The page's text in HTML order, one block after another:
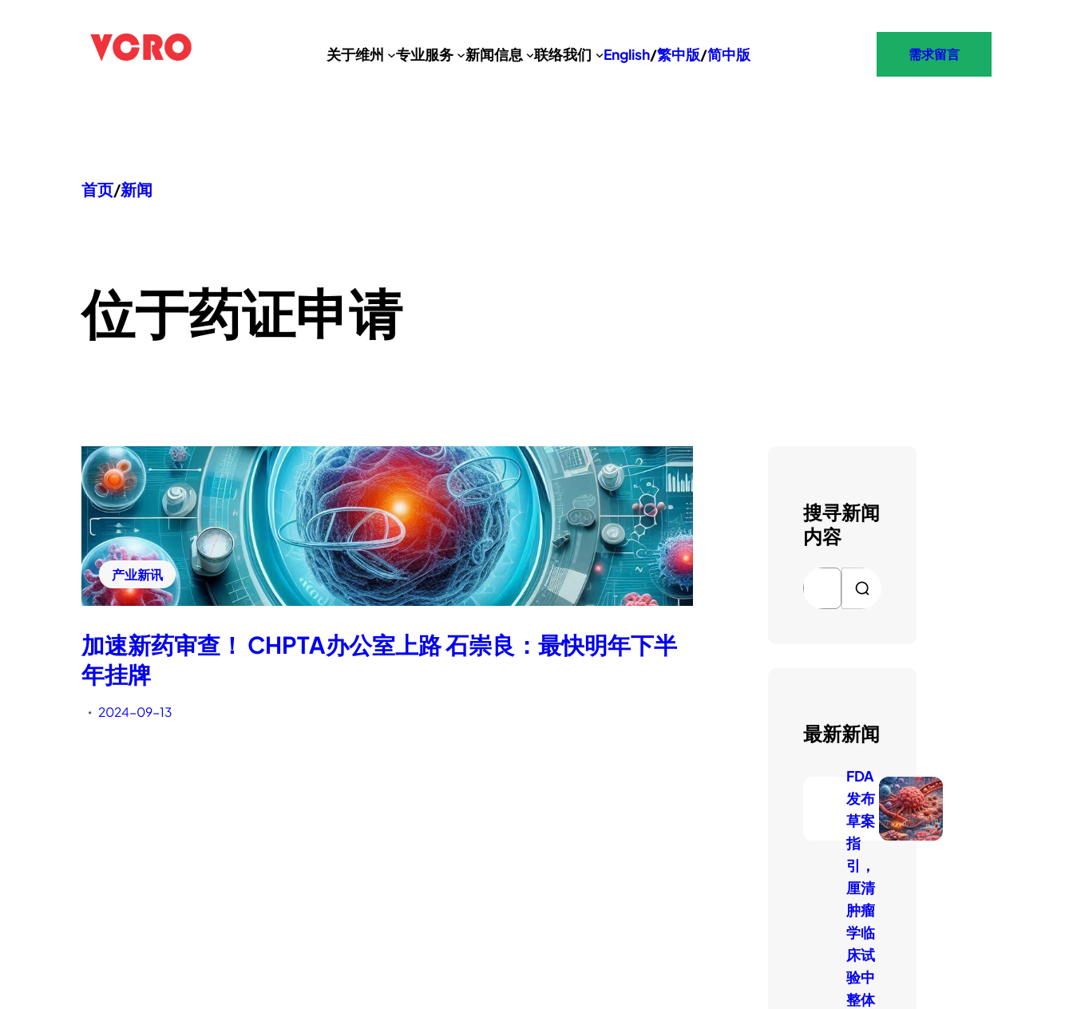
关于维州 专业服务 新闻信息 联络我们 English/繁中版/简中版 需求留言
首页/新闻
位于药证申请
产业新讯
加速新药审查！ CHPTA办公室上路 石崇良：最快明年下半
年挂牌
• 2024-09-13
搜寻新闻
内容
最新新闻
FDA
发布
草案
指
引，
厘清
肿瘤
学临
床试
验中
整体